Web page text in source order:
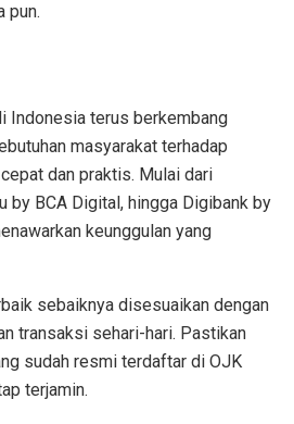
pun.
Indonesia terus berkembang
masyarakat terhadap
dan praktis. Mulai dari
by BCA Digital, hingga Digibank by
keunggulan yang
sebaiknya disesuaikan dengan
transaksi sehari-hari. Pastikan
sudah resmi terdaftar di OJK
terjamin.